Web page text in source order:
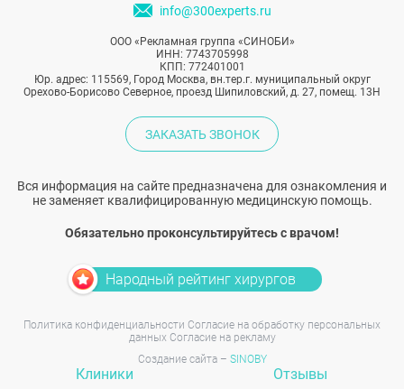
info@300experts.ru
ООО «Рекламная группа «СИНОБИ»
ИНН: 7743705998
КПП: 772401001
Юр. адрес: 115569, Город Москва, вн.тер.г. муниципальный округ
Орехово-Борисово Северное, проезд Шипиловский, д. 27, помещ. 13Н
ЗАКАЗАТЬ ЗВОНОК
Вся информация на сайте предназначена для ознакомления и
не заменяет квалифицированную медицинскую помощь.
Обязательно проконсультируйтесь с врачом!
Народный рейтинг хирургов
Политика конфиденциальности Согласие на обработку персональных
данных Согласие на рекламу
Создание сайта – SINOBY
Клиники Отзывы